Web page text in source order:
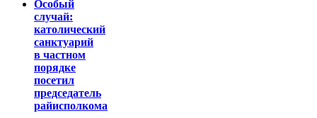
Особый
случай:
католический
санктуарий
в частном
порядке
посетил
председатель
райисполкома